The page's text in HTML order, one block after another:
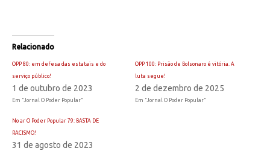
Relacionado
OPP 80: em defesa das estatais e do
serviço público!
1 de outubro de 2023
Em "Jornal O Poder Popular"
OPP 100: Prisão de Bolsonaro é vitória. A
luta segue!
2 de dezembro de 2025
Em "Jornal O Poder Popular"
No ar O Poder Popular 79: BASTA DE
RACISMO!
31 de agosto de 2023